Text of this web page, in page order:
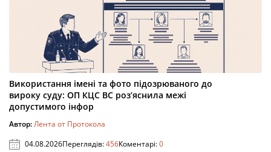
Використання імені та фото підозрюваного до
вироку суду: ОП КЦС ВС роз’яснила межі
допустимого інфор
Автор:Лента от Протокола
04.08.2026Переглядів:456Коментарі:0